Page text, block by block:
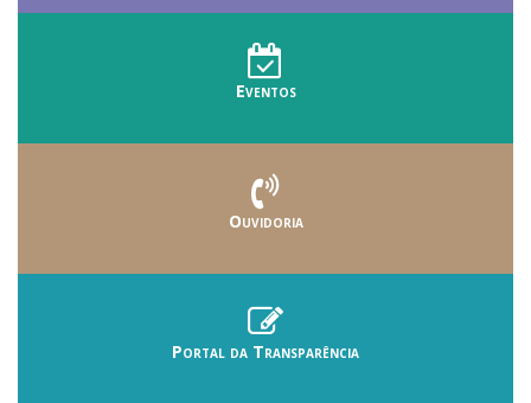
Eventos
Ouvidoria
Portal da Transparência